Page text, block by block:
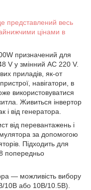
представлений весь
цінами в
призначений для
V у змінний AC 220 V.
приладів, як-от
навігатори, в
використовуватися
Живиться інвертор
і від генератора.
від перевантажень і
за допомогою
Підходить для
8 попередньо
— можливість вибору
10В або 10В/10.5В).